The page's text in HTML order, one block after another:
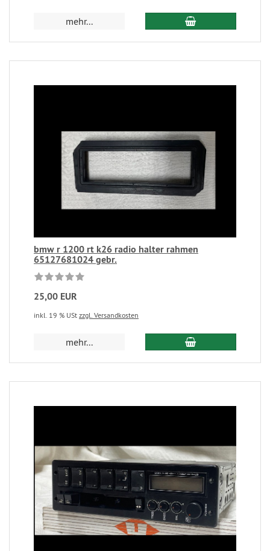
mehr...
bmw r 1200 rt k26 radio halter rahmen
65127681024 gebr.
25,00 EUR
inkl. 19 % USt zzgl. Versandkosten
mehr...